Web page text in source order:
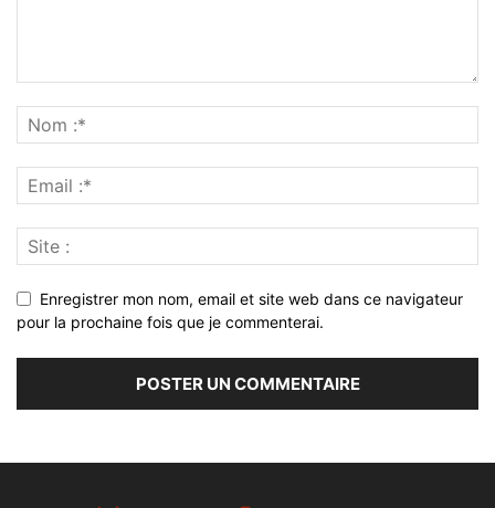
Enregistrer mon nom, email et site web dans ce navigateur
pour la prochaine fois que je commenterai.